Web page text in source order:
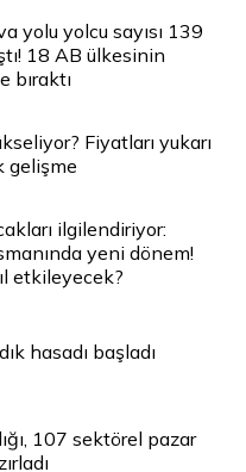
yolu yolcu sayısı 139
18 AB ülkesinin
bıraktı
Fiyatları yukarı
gelişme
ilgilendiriyor:
yeni dönem!
etkileyecek?
hasadı başladı
107 sektörel pazar